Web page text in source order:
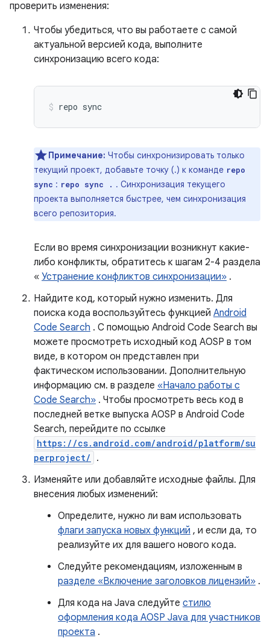
проверить изменения:
Чтобы убедиться, что вы работаете с самой
актуальной версией кода, выполните
синхронизацию всего кода:
repo sync
Примечание: Чтобы синхронизировать только
текущий проект, добавьте точку (.) к команде repo
sync : repo sync . . Синхронизация текущего
проекта выполняется быстрее, чем синхронизация
всего репозитория.
Если во время синхронизации возникнут какие-
либо конфликты, обратитесь к шагам 2-4 раздела
« Устранение конфликтов синхронизации» .
Найдите код, который нужно изменить. Для
поиска кода воспользуйтесь функцией Android
Code Search . С помощью Android Code Search вы
можете просмотреть исходный код AOSP в том
виде, в котором он представлен при
фактическом использовании. Дополнительную
информацию см. в разделе «Начало работы с
Code Search» . Чтобы просмотреть весь код в
последней ветке выпуска AOSP в Android Code
Search, перейдите по ссылке
https://cs.android.com/android/platform/su
perproject/
.
Изменяйте или добавляйте исходные файлы. Для
внесения любых изменений:
Определите, нужно ли вам использовать
флаги запуска новых функций , и если да, то
реализуйте их для вашего нового кода.
Следуйте рекомендациям, изложенным в
разделе «Включение заголовков лицензий» .
Для кода на Java следуйте стилю
оформления кода AOSP Java для участников
проекта .